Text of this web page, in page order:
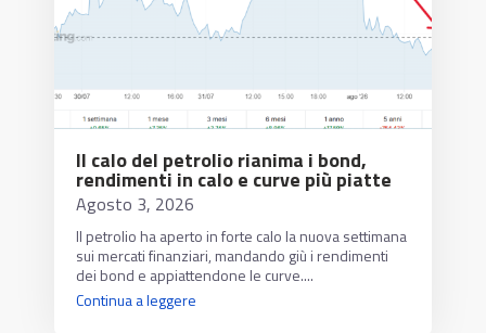
Il calo del petrolio rianima i bond,
rendimenti in calo e curve più piatte
Agosto 3, 2026
Il petrolio ha aperto in forte calo la nuova settimana
sui mercati finanziari, mandando giù i rendimenti
dei bond e appiattendone le curve....
Continua a leggere